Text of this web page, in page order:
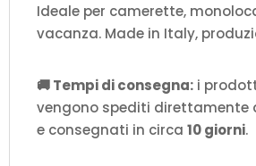
Ideale per camerette,
vacanza. Made in Italy,
🚚 Tempi di consegna: i
vengono spediti direttamente
e consegnati in circa 10 giorni.